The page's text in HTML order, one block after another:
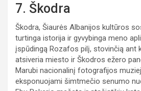
7. Škodra
Škodra, Šiaurės Albanijos kultūros
turtinga istorija ir gyvybinga meno
įspūdingą Rozafos pilį, stovinčią ant
atsiveria miesto ir Škodros ežero
Marubi nacionalinį fotografijos
eksponuojami šimtmečio senumo